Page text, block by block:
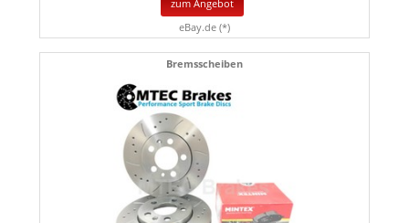
zum Angebot
eBay.de (*)
Bremsscheiben